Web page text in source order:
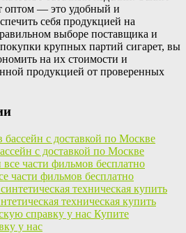
оптом — это удобный и
себя продукцией на
выборе поставщика и
покупки крупных партий сигарет, вы
на их стоимости и
продукцией от проверенных
с доставкой по Москве
части фильмов бесплатно
техническая купить
Купите
у нас